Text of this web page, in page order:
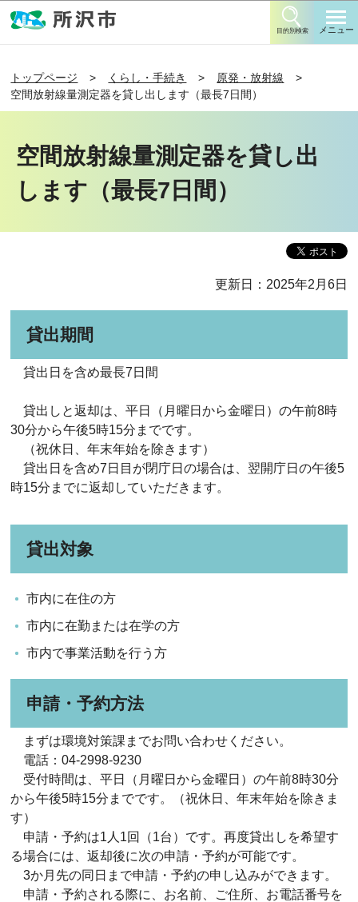
目的別検索 メニュー
トップページ くらし・手続き
原発・放射線
空間放射線量測定器を貸し出します（最長7日間）
空間放射線量測定器を貸し出
します（最長7日間）
更新日：2025年2月6日
貸出期間
貸出日を含め最長7日間
貸出しと返却は、平日（月曜日から金曜日）の午前8時
30分から午後5時15分までです。
（祝休日、年末年始を除きます）
貸出日を含め7日目が閉庁日の場合は、翌開庁日の午後5
時15分までに返却していただきます。
貸出対象
市内に在住の方
市内に在勤または在学の方
市内で事業活動を行う方
申請・予約方法
まずは環境対策課までお問い合わせください。
電話：04-2998-9230
受付時間は、平日（月曜日から金曜日）の午前8時30分
から午後5時15分までです。（祝休日、年末年始を除きま
す）
申請・予約は1人1回（1台）です。再度貸出しを希望す
る場合には、返却後に次の申請・予約が可能です。
3か月先の同日まで申請・予約の申し込みができます。
申請・予約される際に、お名前、ご住所、お電話番号を